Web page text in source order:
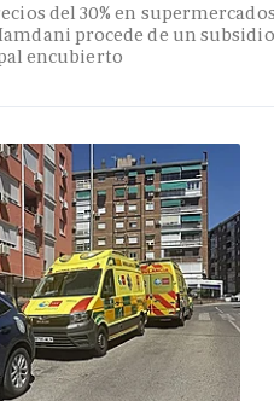
del 30% en
procede de un subsidio
encubierto